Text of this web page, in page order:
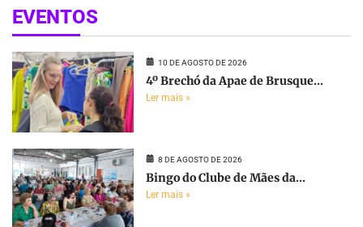
EVENTOS
10 DE AGOSTO DE 2026
4º Brechó da Apae de Brusque...
Ler mais »
8 DE AGOSTO DE 2026
Bingo do Clube de Mães da...
Ler mais »